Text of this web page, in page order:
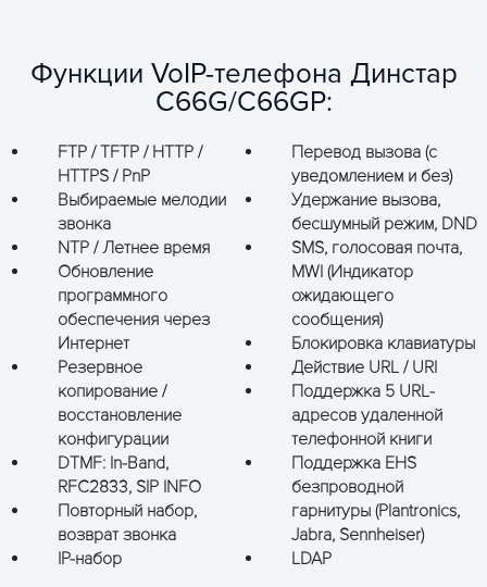
Функции VoIP-телефона Динстар
C66G/C66GP:
FTP / TFTP / HTTP /
HTTPS / PnP
Выбираемые мелодии
звонка
NTP / Летнее время
Обновление
программного
обеспечения через
Интернет
Резервное
копирование /
восстановление
конфигурации
DTMF: In-Band,
RFC2833, SIP INFO
Повторный набор,
возврат звонка
IP-набор
Перевод вызова (с
уведомлением и без)
Удержание вызова,
бесшумный режим, DND
SMS, голосовая почта,
MWI (Индикатор
ожидающего
сообщения)
Блокировка клавиатуры
Действие URL / URI
Поддержка 5 URL-
адресов удаленной
телефонной книги
Поддержка EHS
безпроводной
гарнитуры (Plantronics,
Jabra, Sennheiser)
LDAP